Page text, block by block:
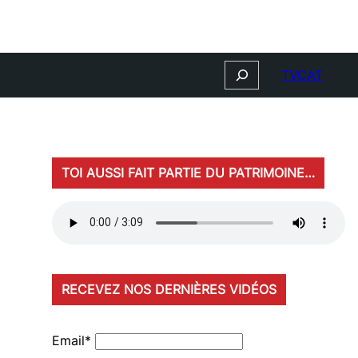
Search TVCAT
TOI AUSSI FAIT PARTIE DU PATRIMOINE…
RECEVEZ NOS DERNIÈRES VIDÉOS
Email*